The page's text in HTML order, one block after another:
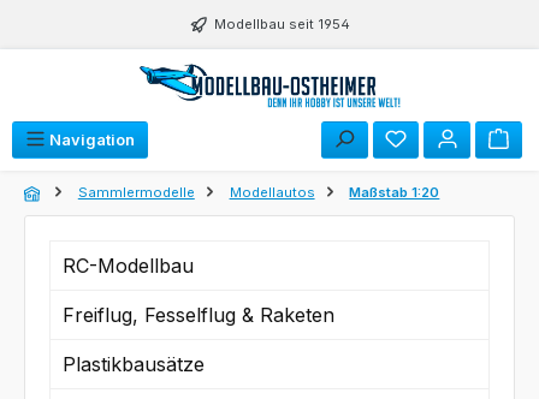
Zum Hauptinhalt springen Modellbau seit 1954
Navigation Du hast 0
Sammlermodelle Modellautos Maßstab 1:20
RC-Modellbau
Freiflug, Fesselflug & Raketen
Plastikbausätze